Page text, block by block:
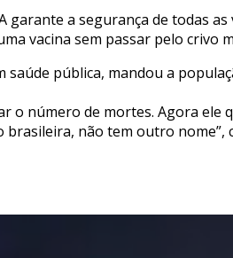
garante a segurança de todas
vacina sem passar pelo crivo
saúde pública, mandou a
o número de mortes. Agora ele
brasileira, não tem outro nome”,